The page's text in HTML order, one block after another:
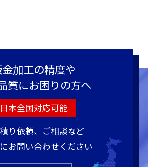
加工の精度や
質にお困りの方へ
日本全国対応可能
り依頼、ご相談など
お問い合わせください